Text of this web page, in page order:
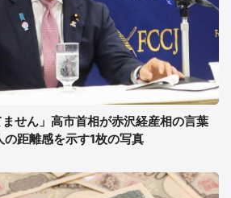
ません」高市首相が赤沢経産相の言葉
距離感を示す1枚の写真